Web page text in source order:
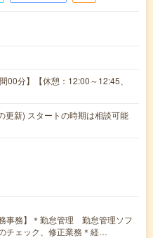
分】【休憩：12:00～12:45、
新) スタートの時期は相談可能
事務】＊勤怠管理 勤怠管理ソフ
チェック、修正業務＊経…